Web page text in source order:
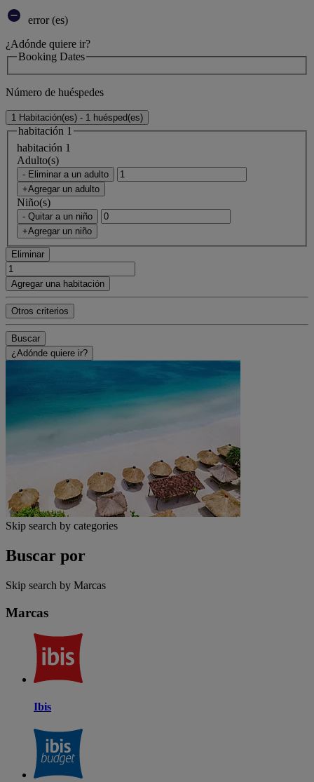
error (es)
¿Adónde quiere ir?
Booking Dates
Número de huéspedes
1 Habitación(es) - 1 huésped(es)
habitación 1
habitación 1
Adulto(s)
- Eliminar a un adulto
+Agregar un adulto
Niño(s)
- Quitar a un niño
+Agregar un niño
Eliminar
Agregar una habitación
Otros criterios
Buscar
¿Adónde quiere ir?
Skip search by categories
Buscar por
Skip search by Marcas
Marcas
Ibis